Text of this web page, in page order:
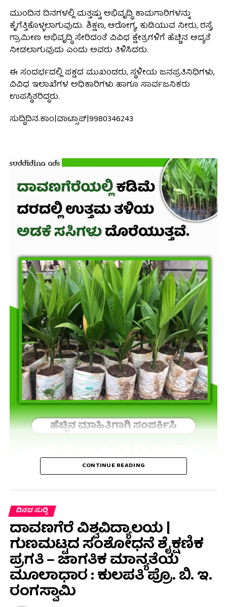
ಮುಂದಿನ ದಿನಗಳಲ್ಲಿ ಮತ್ತಷ್ಟು ಅಭಿವೃದ್ಧಿ ಕಾಮಗಾರಿಗಳನ್ನು
ಕೈಗೆತ್ತಿಕೊಳ್ಳಲಾಗುವುದು. ಶಿಕ್ಷಣ, ಆರೋಗ್ಯ, ಕುಡಿಯುವ ನೀರು, ರಸ್ತೆ,
ಗ್ರಾಮೀಣ ಅಭಿವೃದ್ಧಿ ಸೇರಿದಂತೆ ವಿವಿಧ ಕ್ಷೇತ್ರಗಳಿಗೆ ಹೆಚ್ಚಿನ ಆದ್ಯತೆ
ನೀಡಲಾಗುವುದು ಎಂದು ಅವರು ತಿಳಿಸಿದರು.
ಈ ಸಂದರ್ಭದಲ್ಲಿ ಪಕ್ಷದ ಮುಖಂಡರು, ಸ್ಥಳೀಯ ಜನಪ್ರತಿನಿಧಿಗಳು,
ವಿವಿಧ ಇಲಾಖೆಗಳ ಅಧಿಕಾರಿಗಳು ಹಾಗೂ ಸಾರ್ವಜನಿಕರು
ಉಪಸ್ಥಿತರಿದ್ದರು.
ಸುದ್ದಿದಿನ.ಕಾಂ|ವಾಟ್ಸಾಪ್|9980346243
CONTINUE READING
ದಿನದ ಸುದ್ದಿ
ದಾವಣಗೆರೆ ವಿಶ್ವವಿದ್ಯಾಲಯ |
ಗುಣಮಟ್ಟದ ಸಂಶೋಧನೆ ಶೈಕ್ಷಣಿಕ
ಪ್ರಗತಿ – ಜಾಗತಿಕ ಮಾನ್ಯತೆಯ
ಮೂಲಾಧಾರ : ಕುಲಪತಿ ಪ್ರೊ. ಬಿ. ಇ.
ರಂಗಸ್ವಾಮಿ